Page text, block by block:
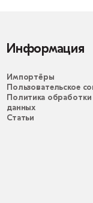
Информация
Импортёры
Пользовательское
Политика
данных
Статьи